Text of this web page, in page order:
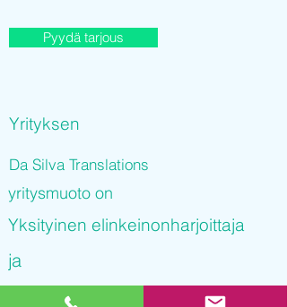
Pyydä tarjous
Yrityksen
Da Silva Translations
yritysmuoto on
Yksityinen elinkeinonharjoittaja
ja
Da Silva Translations